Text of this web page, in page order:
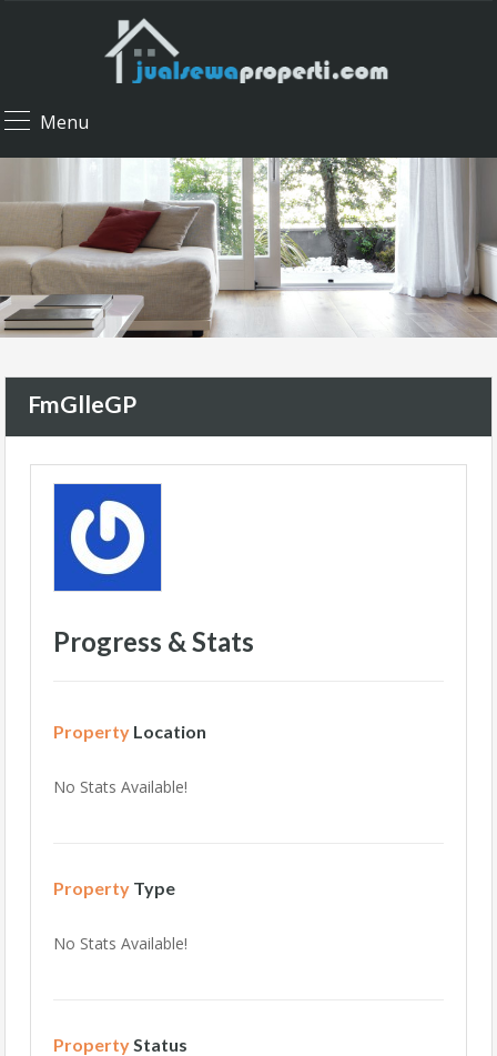
Menu
FmGlleGP
Progress & Stats
Property Location
No Stats Available!
Property Type
No Stats Available!
Property Status